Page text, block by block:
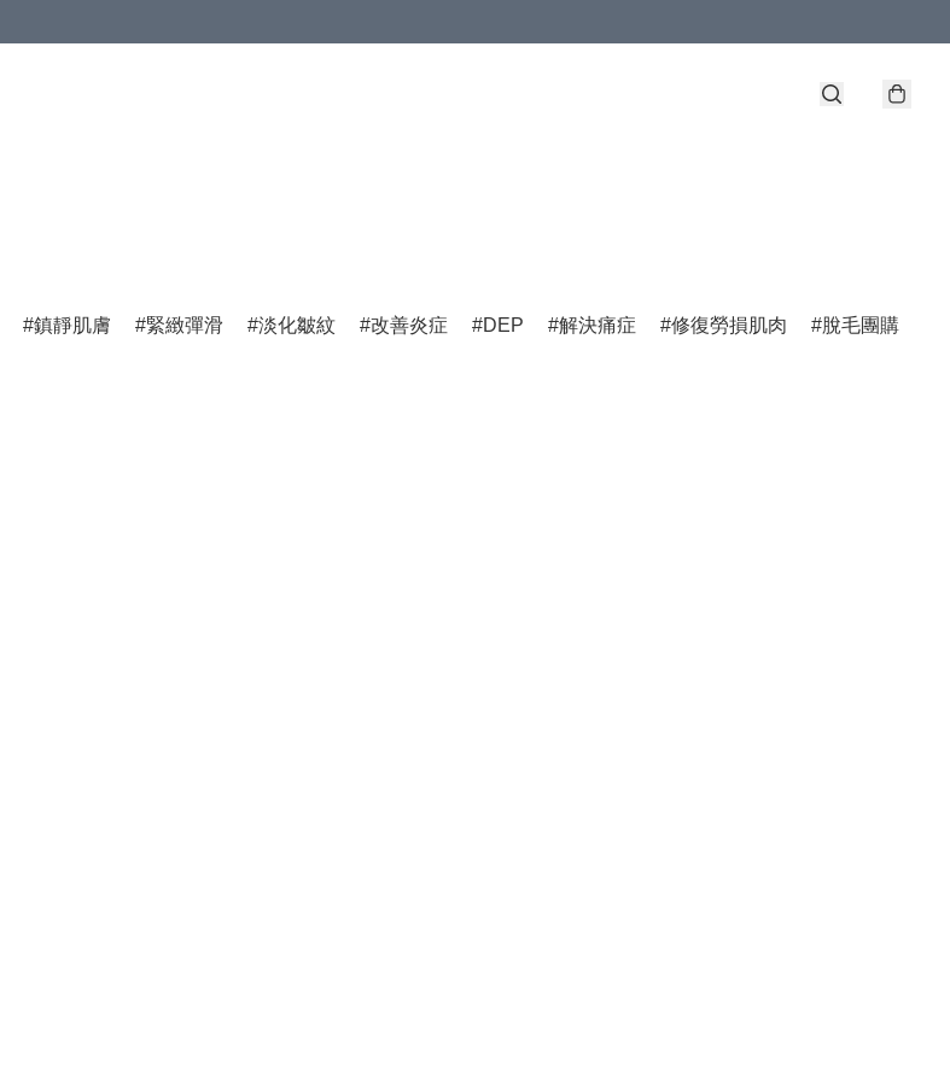
鎮靜肌膚 緊緻彈滑 淡化皺紋 改善炎症 DEP 解決痛症 修復勞損肌肉 脫毛團購